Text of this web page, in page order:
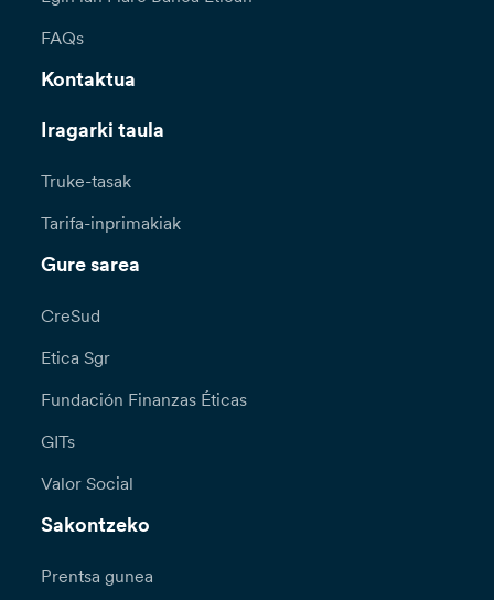
FAQs
Kontaktua
Iragarki taula
Truke-tasak
Tarifa-inprimakiak
Gure sarea
CreSud
Etica Sgr
Fundación Finanzas Éticas
GITs
Valor Social
Sakontzeko
Prentsa gunea